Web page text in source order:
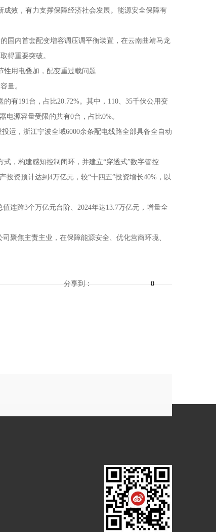
效，有力支撑保障经济社会发展。能源安全保障有
内首套配变增容调压调平衡装置，在云南曲靖马龙
得重要突破。
用电叠加，配变重过载问题
量。
191台，占比20.72%。其中，110、35千伏公用变
电源容量受限的共有0台，占比0%。
，浙江宁波全域6000余条配电线路全部具备全自动
构建感知控制闭环，并建立“穿透式”数字管控
资预计达到4万亿元，较“十四五”投资增长40%，以
跨3个万亿元台阶、2024年达13.7万亿元，增量全
焦主责主业，在保障能源安全、优化营商环境、
分享到： 0